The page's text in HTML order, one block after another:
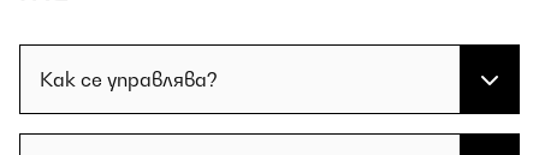
Как се управлява?